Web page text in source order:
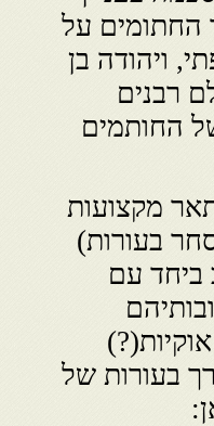
החתומים על
ויהודה בן
רבנים
החותמים
מקצועות
בעורות)
ביחד עם
אחר ששמו משה משיח, סכום של 5600 אוקיות(?)
בעורות של